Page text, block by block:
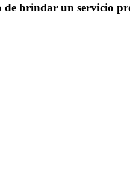
brindar un servicio